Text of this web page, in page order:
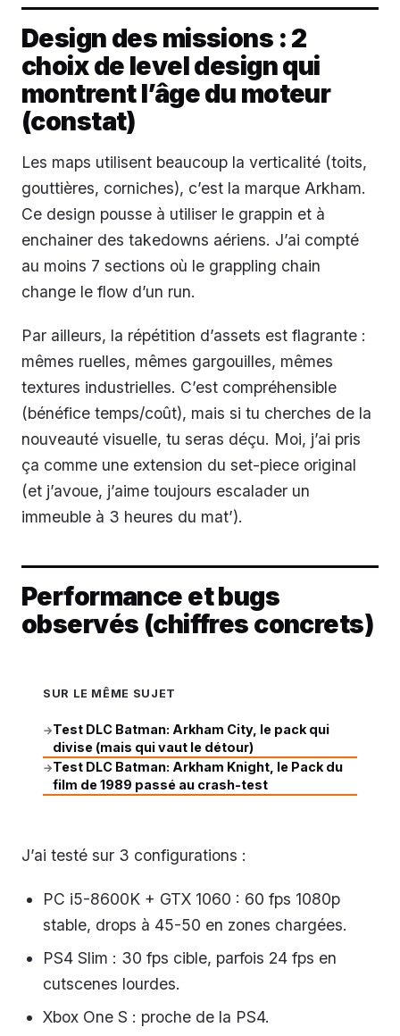
Design des missions : 2
choix de level design qui
montrent l’âge du moteur
(constat)
Les maps utilisent beaucoup la verticalité (toits,
gouttières, corniches), c’est la marque Arkham.
Ce design pousse à utiliser le grappin et à
enchainer des takedowns aériens. J’ai compté
au moins 7 sections où le grappling chain
change le flow d’un run.
Par ailleurs, la répétition d’assets est flagrante :
mêmes ruelles, mêmes gargouilles, mêmes
textures industrielles. C’est compréhensible
(bénéfice temps/coût), mais si tu cherches de la
nouveauté visuelle, tu seras déçu. Moi, j’ai pris
ça comme une extension du set-piece original
(et j’avoue, j’aime toujours escalader un
immeuble à 3 heures du mat’).
Performance et bugs
observés (chiffres concrets)
SUR LE MÊME SUJET
→Test DLC Batman: Arkham City, le pack qui
divise (mais qui vaut le détour)
→Test DLC Batman: Arkham Knight, le Pack du
film de 1989 passé au crash-test
J’ai testé sur 3 configurations :
PC i5-8600K + GTX 1060 : 60 fps 1080p
stable, drops à 45-50 en zones chargées.
PS4 Slim : 30 fps cible, parfois 24 fps en
cutscenes lourdes.
Xbox One S : proche de la PS4.